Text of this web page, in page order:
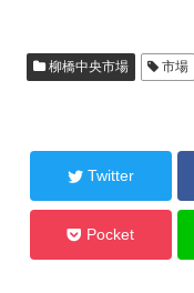
柳橋中央市場 市場
Twitter
Pocket